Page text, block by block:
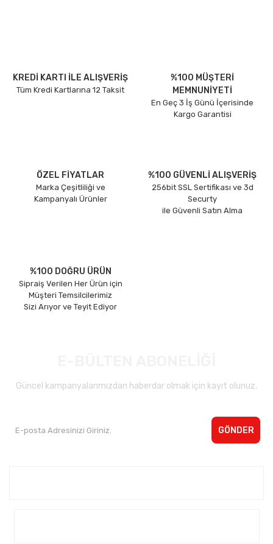
KREDİ KARTI İLE ALIŞVERİŞ
Tüm Kredi Kartlarına 12 Taksit
%100 MÜŞTERİ
MEMNUNİYETİ
En Geç 3 İş Günü İçerisinde
Kargo Garantisi
ÖZEL FİYATLAR
Marka Çeşitliliği ve
Kampanyalı Ürünler
%100 GÜVENLİ ALIŞVERİŞ
256bit SSL Sertifikası ve 3d
Securty
ile Güvenli Satın Alma
%100 DOĞRU ÜRÜN
Sipraiş Verilen Her Ürün için
Müşteri Temsilcilerimiz
Sizi Arıyor ve Teyit Ediyor
Güncel kampanyalarımızdan haberdar olmak için kayıt olunuz.
GÖNDER